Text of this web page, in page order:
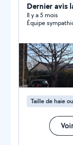
abatage
me contacter
Dernier avis
Il y a 5 mois
Équipe
Taille de haie